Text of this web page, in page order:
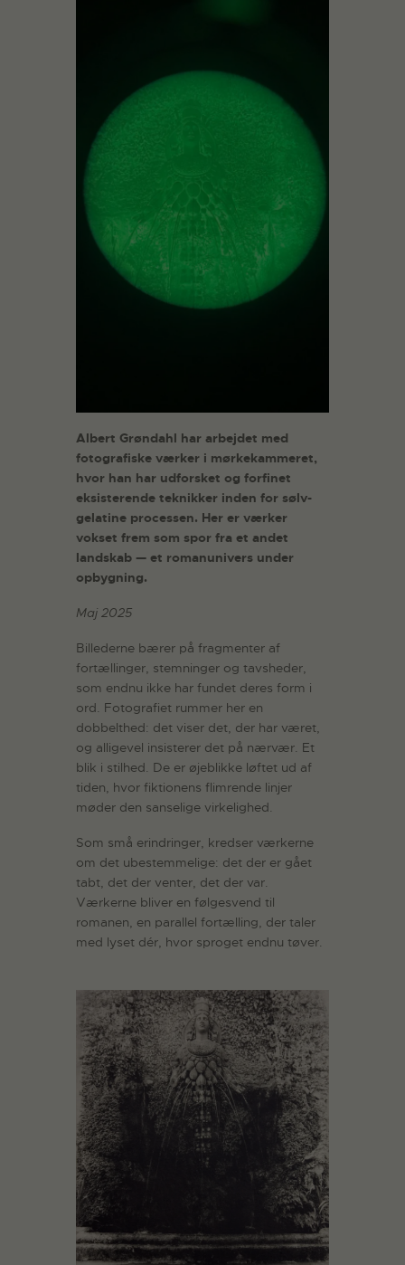
Albert Grøndahl har arbejdet med
fotografiske værker i mørkekammeret,
hvor han har udforsket og forfinet
eksisterende teknikker inden for sølv-
gelatine processen. Her er værker
vokset frem som spor fra et andet
landskab — et romanunivers under
opbygning.
Maj 2025
Billederne bærer på fragmenter af
fortællinger, stemninger og tavsheder,
som endnu ikke har fundet deres form i
ord. Fotografiet rummer her en
dobbelthed: det viser det, der har været,
og alligevel insisterer det på nærvær. Et
blik i stilhed. De er øjeblikke løftet ud af
tiden, hvor fiktionens flimrende linjer
møder den sanselige virkelighed.
Som små erindringer, kredser værkerne
om det ubestemmelige: det der er gået
tabt, det der venter, det der var.
Værkerne bliver en følgesvend til
romanen, en parallel fortælling, der taler
med lyset dér, hvor sproget endnu tøver.